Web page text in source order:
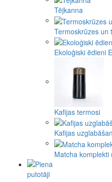
Tējkanna
Termoskrūzes un
Ekoloģiski ēdieni
Kafijas termosi
Kafijas
Matcha komplekti